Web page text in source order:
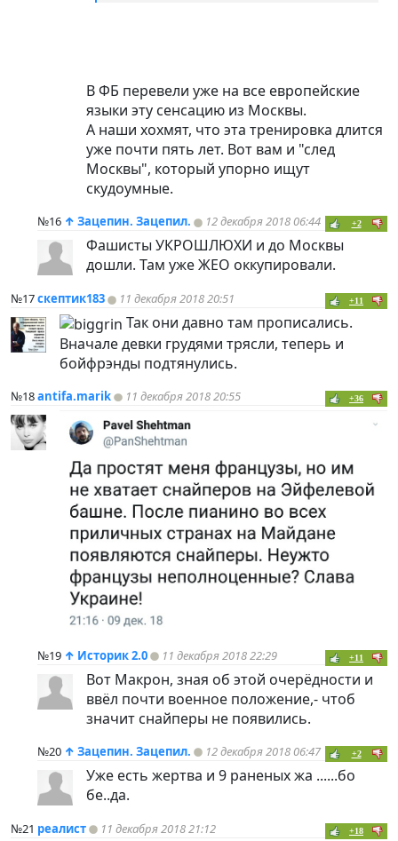
В ФБ перевели уже на все европейские
языки эту сенсацию из Москвы.
А наши хохмят, что эта тренировка длится
уже почти пять лет. Вот вам и "след
Москвы", который упорно ищут
скудоумные.
№16 ↑ Зацепин. Зацепил. 12 декабря 2018 06:44 +2
Фашисты УКРОШЛЮХИ и до Москвы
дошли. Там уже ЖЕО оккупировали.
№17скептик183 11 декабря 2018 20:51 +11
Так они давно там прописались.
Вначале девки грудями трясли, теперь и
бойфрэнды подтянулись.
№18antifa.marik 11 декабря 2018 20:55 +36
№19 ↑ Историк 2.0 11 декабря 2018 22:29 +11
Вот Макрон, зная об этой очерёдности и
ввёл почти военное положение,- чтоб
значит снайперы не появились.
№20 ↑ Зацепин. Зацепил. 12 декабря 2018 06:47 +2
Уже есть жертва и 9 раненых жа ......бо
бе..да.
№21 реалист 11 декабря 2018 21:12 +18